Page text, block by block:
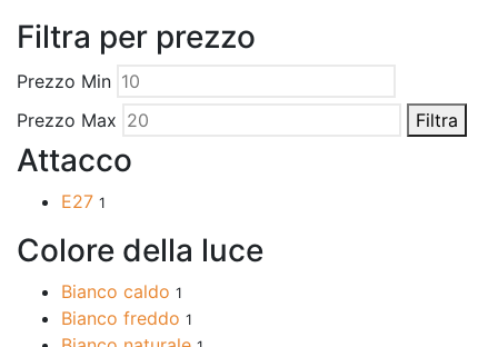
Filtra per prezzo
Prezzo Min
Prezzo Max
Filtra
Attacco
E27 1
Colore della luce
Bianco caldo 1
Bianco freddo 1